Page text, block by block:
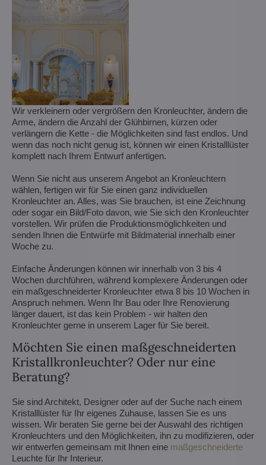
Wir verkleinern oder vergrößern den Kronleuchter, ändern die
Arme, ändern die Anzahl der Glühbirnen, kürzen oder
verlängern die Kette - die Möglichkeiten sind fast endlos. Und
wenn das noch nicht genug ist, können wir einen Kristalllüster
komplett nach Ihrem Entwurf anfertigen.
Wenn Sie nicht aus unserem Angebot an Kronleuchtern
wählen, fertigen wir für Sie einen ganz individuellen
Kronleuchter an. Alles, was Sie brauchen, ist eine Zeichnung
oder sogar ein Bild/Foto davon, wie Sie sich den Kronleuchter
vorstellen. Wir prüfen die Produktionsmöglichkeiten und
senden Ihnen die Entwürfe mit Bildmaterial innerhalb einer
Woche zu.
Einfache Änderungen können wir innerhalb von 3 bis 4
Wochen durchführen, während komplexere Änderungen oder
ein maßgeschneiderter Kronleuchter etwa 8 bis 10 Wochen in
Anspruch nehmen. Wenn Ihr Bau oder Ihre Renovierung
länger dauert, ist das kein Problem - wir halten den
Kronleuchter gerne in unserem Lager für Sie bereit.
Möchten Sie einen maßgeschneiderten
Kristallkronleuchter? Oder nur eine
Beratung?
Sie sind Architekt, Designer oder auf der Suche nach einem
Kristalllüster für Ihr eigenes Zuhause, lassen Sie es uns
wissen. Wir beraten Sie gerne bei der Auswahl des richtigen
Kronleuchters und den Möglichkeiten, ihn zu modifizieren, oder
wir entwerfen gemeinsam mit Ihnen eine maßgeschneiderte
Leuchte für Ihr Interieur.